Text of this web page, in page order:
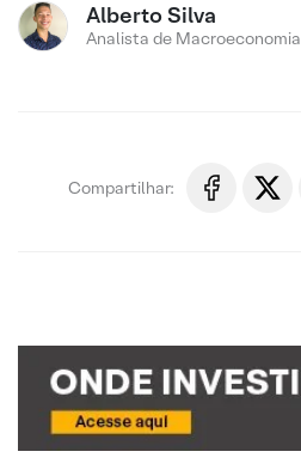
Alberto Silva
Analista de Macroeconomia
Compartilhar: